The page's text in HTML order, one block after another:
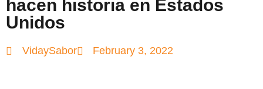
hacen historia en Estados
Unidos
VidaySabor February 3, 2022